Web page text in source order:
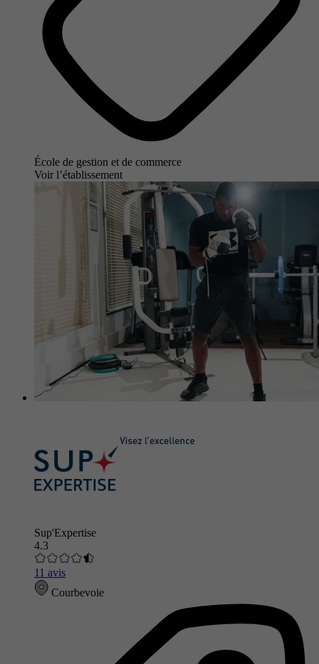
École de gestion et de commerce
Voir l’établissement
Sup'Expertise
4.3
11 avis
Courbevoie